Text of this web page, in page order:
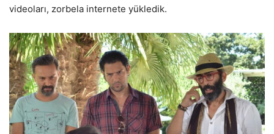
videoları, zorbela internete yükledik.